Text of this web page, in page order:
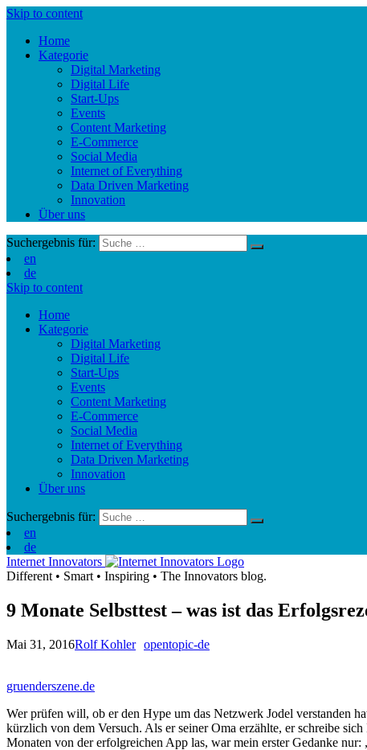
Skip to content
Home
Kategorie
Digital Marketing
Digital Life
Start-Ups
Events
Content Marketing
E-Commerce
Social Media
Internet of Everything
Data Driven Marketing
Innovation
Über uns
Suchergebnis für:
en
de
Skip to content
Home
Kategorie
Digital Marketing
Digital Life
Start-Ups
Events
Content Marketing
E-Commerce
Social Media
Internet of Everything
Data Driven Marketing
Innovation
Über uns
Suchergebnis für:
en
de
Internet Innovators
Different • Smart • Inspiring • The Innovators blog.
9 Monate Selbsttest – was ist das
Mai 31, 2016Rolf Kohler opentopic-de
gruenderszene.de
Wer prüfen will, ob er den Hype um das Netzwerk Jodel verstanden
kürzlich von dem Versuch. Als er seiner Oma erzählte, er schreibe
Monaten von der erfolgreichen App las, war mein erster Gedanke